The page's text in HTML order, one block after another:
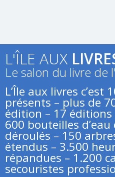
L'ÎLE AUX
Le salon du livre de
L’Île aux livres
présents – plus de
édition – 17
600 bouteilles
déroulés – 150
étendus – 3.500
répandues – 1.200
secouristes